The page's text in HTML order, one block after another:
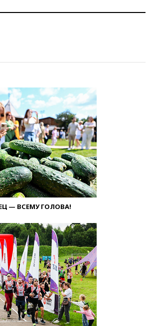
— ВСЕМУ ГОЛОВА!